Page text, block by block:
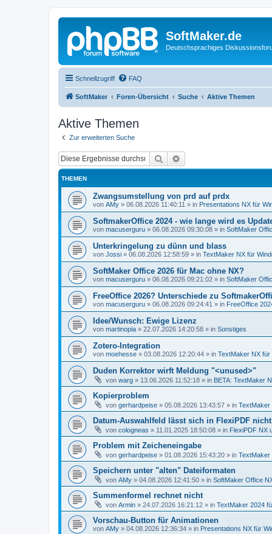
SoftMaker.de
Deutschsprachiges
Schnellzugriff FAQ
SoftMaker Foren-Übersicht Suche Aktive Themen
Aktive Themen
Zur erweiterten Suche
Suche
THEMEN
Zwangsumstellung von prd auf prdx
von AMy » 06.08.2026 11:40:11 » in Presentations NX für
SoftmakerOffice 2024 - wie lange wird es
von macuserguru » 06.08.2026 09:30:08 » in SoftMaker
Unterkringelung zu dünn und blass
von Jossi » 06.08.2026 12:58:59 » in TextMaker NX für
SoftMaker Office 2026 für Mac ohne NX?
von macuserguru » 06.08.2026 09:21:02 » in SoftMaker
FreeOffice 2026? Unterschiede zu
von macuserguru » 06.08.2026 09:24:41 » in FreeOffice
Idee/Wunsch: Ewige Lizenz
von martinopia » 22.07.2026 14:20:58 » in Sonstiges
Zotero-Integration
von moehesse » 03.08.2026 12:20:44 » in TextMaker NX für
Duden Korrektor wirft Meldung "<unused>"
von warg » 13.06.2026 11:52:18 » in BETA: TextMaker
Kopierproblem
von gerhardpeise » 05.08.2026 13:43:57 » in TextMaker
Datum-Auswahlfeld lässt sich in FlexiPDF
von cologneas » 11.01.2025 18:50:08 » in FlexiPDF NX
Problem mit Zeicheneingabe
von gerhardpeise » 01.08.2026 15:43:20 » in TextMaker
Speichern unter "alten" Dateiformaten
von AMy » 04.08.2026 12:41:50 » in SoftMaker Office
Summenformel rechnet nicht
von Armin » 24.07.2026 16:21:12 » in TextMaker 2024
Vorschau-Button für Animationen
von AMy » 04.08.2026 12:36:34 » in Presentations NX für